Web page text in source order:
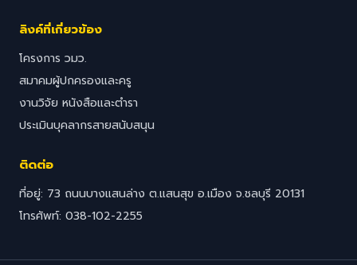
ลิงค์ที่เกี่ยวข้อง
โครงการ วมว.
สมาคมผู้ปกครองและครู
งานวิจัย หนังสือและตำรา
ประเมินบุคลากรสายสนับสนุน
ติดต่อ
ที่อยู่: 73 ถนนบางแสนล่าง ต.แสนสุข อ.เมือง จ.ชลบุรี 20131
โทรศัพท์: 038-102-2255